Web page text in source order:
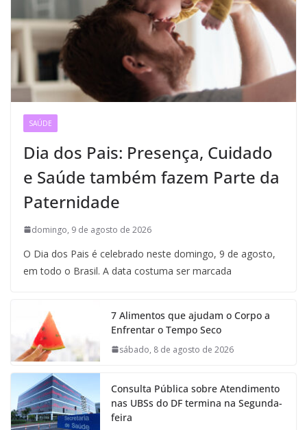
SAÚDE
Dia dos Pais: Presença, Cuidado
e Saúde também fazem Parte da
Paternidade
domingo, 9 de agosto de 2026
O Dia dos Pais é celebrado neste domingo, 9 de agosto,
em todo o Brasil. A data costuma ser marcada
7 Alimentos que ajudam o Corpo a
Enfrentar o Tempo Seco
sábado, 8 de agosto de 2026
Consulta Pública sobre Atendimento
nas UBSs do DF termina na Segunda-
feira